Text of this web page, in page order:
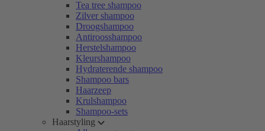
Tea tree shampoo
Zilver shampoo
Droogshampoo
Antiroosshampoo
Herstelshampoo
Kleurshampoo
Hydraterende shampoo
Shampoo bars
Haarzeep
Krulshampoo
Shampoo-sets
Haarstyling